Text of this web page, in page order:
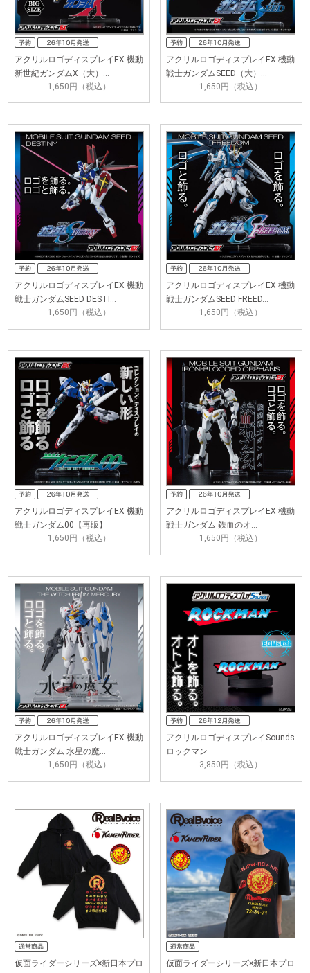
アクリルロゴディスプレイEX 機動
新世紀ガンダムX（大）…
1,650円（税込）
アクリルロゴディスプレイEX 機動
戦士ガンダムSEED（大）…
1,650円（税込）
アクリルロゴディスプレイEX 機動
戦士ガンダムSEED DESTI…
1,650円（税込）
アクリルロゴディスプレイEX 機動
戦士ガンダムSEED FREED…
1,650円（税込）
アクリルロゴディスプレイEX 機動
戦士ガンダム00【再販】
1,650円（税込）
アクリルロゴディスプレイEX 機動
戦士ガンダム 鉄血のオ…
1,650円（税込）
アクリルロゴディスプレイEX 機動
戦士ガンダム 水星の魔…
1,650円（税込）
アクリルロゴディスプレイSounds
ロックマン
3,850円（税込）
仮面ライダーシリーズ×新日本プロ
仮面ライダーシリーズ×新日本プロ